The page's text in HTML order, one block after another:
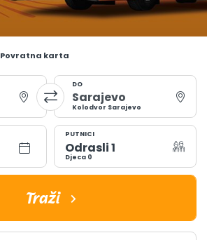
Povratna karta
DOArrival
Kolodvor Sarajevo
PUTNICI
Odrasli1
Djeca 0
Traži